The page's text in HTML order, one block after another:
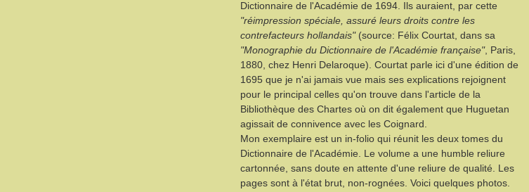
Dictionnaire de l'Académie de 1694. Ils auraient, par cette
"réimpression spéciale, assuré leurs droits contre les
contrefacteurs hollandais" (source: Félix Courtat, dans sa
"Monographie du Dictionnaire de l'Académie française", Paris,
1880, chez Henri Delaroque). Courtat parle ici d'une édition de
1695 que je n'ai jamais vue mais ses explications rejoignent
pour le principal celles qu'on trouve dans l'article de la
Bibliothèque des Chartes où on dit également que Huguetan
agissait de connivence avec les Coignard.
Mon exemplaire est un in-folio qui réunit les deux tomes du
Dictionnaire de l'Académie. Le volume a une humble reliure
cartonnée, sans doute en attente d'une reliure de qualité. Les
pages sont à l'état brut, non-rognées. Voici quelques photos.